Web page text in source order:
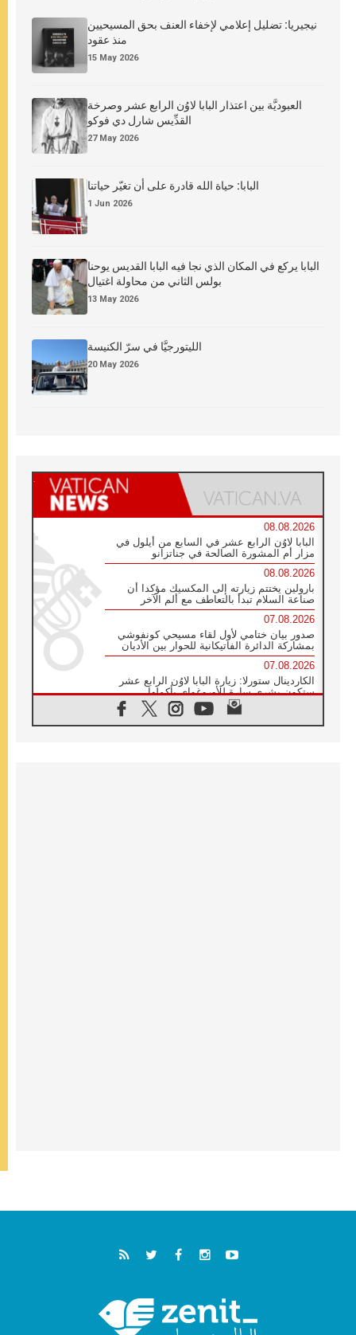
نيجيريا: تضليل إعلامي لإخفاء العنف بحق المسيحيين
منذ عقود
15 May 2026
العبوديَّة بين اعتذار البابا لاوُن الرابع عشر وصرخة
القدِّيس شارل دي فوكو
27 May 2026
البابا: حياة الله قادرة على أن تغيّر حياتنا
1 Jun 2026
البابا يركع في المكان الذي نجا فيه البابا القديس يوحنا
بولس الثاني من محاولة اغتيال
13 May 2026
الليتورجيَّا في سرّ الكنيسة
20 May 2026
08.08.2026
البابا لاوُن الرابع عشر في السابع من أيلول في
مزار أم المشورة الصالحة في جناتزانو
08.08.2026
بارولين يختتم زيارته إلى المكسيك مؤكدا أن
صناعة السلام تبدأ بالتعاطف مع ألم الآخر
07.08.2026
صدور بيان ختامي لأول لقاء مسيحي كونفوشي
بمشاركة الدائرة الفاتيكانية للحوار بين الأديان
07.08.2026
الكاردينال ستورلا: زيارة البابا لاوُن الرابع عشر
ستكون بشرى سارة للأوروغواي بأكملها
الفاتيكان يعلن برنامج الزيارة الرسولية للبابا لاوُن